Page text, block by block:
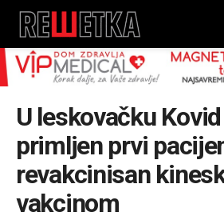
U leskovačku
primljen prvi
revakcinisan
vakcinom